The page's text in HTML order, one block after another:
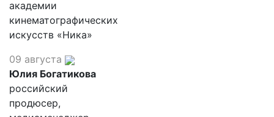
академии
кинематографических
искусств «Ника»
09 августа
Юлия Богатикова
российский
продюсер,